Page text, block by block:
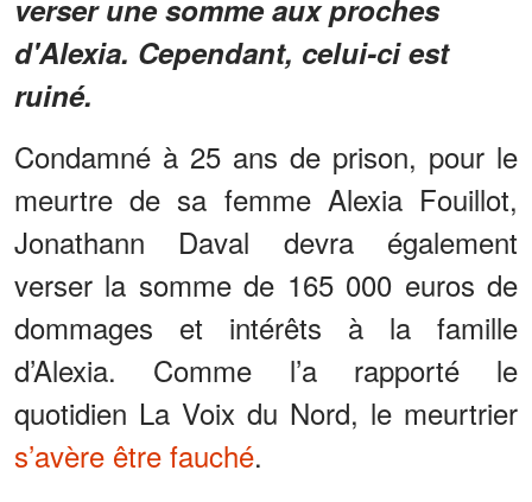
verser une somme aux proches
d'Alexia. Cependant, celui-ci est
ruiné.
Condamné à 25 ans de prison, pour le
meurtre de sa femme Alexia Fouillot,
Jonathann Daval devra également
verser la somme de 165 000 euros de
dommages et intérêts à la famille
d’Alexia. Comme l’a rapporté le
quotidien La Voix du Nord, le meurtrier
s’avère être fauché.